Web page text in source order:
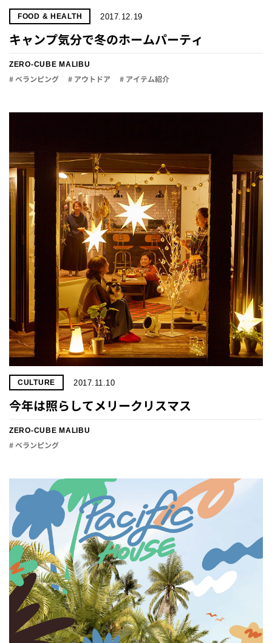
FOOD & HEALTH 2017.12.19
キャンプ気分で冬のホームパーティ
ZERO-CUBE MALIBU
# ベランピング # アウトドア # アイテム紹介
CULTURE 2017.11.10
今年は照らしてメリークリスマス
ZERO-CUBE MALIBU
# ベランピング